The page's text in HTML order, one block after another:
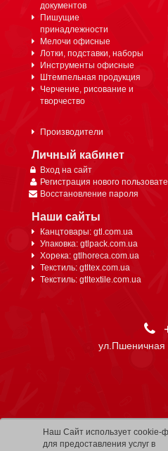
документов
Пишущие
принадлежности
Мелочи офисные
Лотки, подставки, наборы
Инструменты офисные
Штемпельная продукция
Черчение, рисование и
творчество
Производители
Личный кабинет
Вход на сайт
Регистрация нового
Восстановление пароля
Наши сайты
Канцтовары: gtl.com.ua
Упаковка: gtlpack.com.ua
Хорека: gtlhoreca.com.ua
Текстиль: gtltex.com.ua
Текстиль: gtltextile.com.ua
ул.Пшеничная
Наш Сайт использует cookie-
для предоставления услуг в